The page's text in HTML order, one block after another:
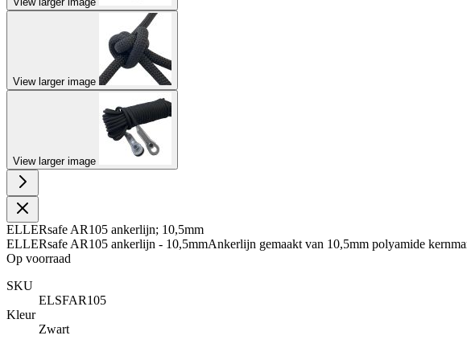
View larger image
View larger image
ELLERsafe AR105 ankerlijn; 10,5mm
ELLERsafe AR105 ankerlijn - 10,5mmAnkerlijn gemaakt van 10,5mm polyamide
Op voorraad
SKU
ELSFAR105
Kleur
Zwart